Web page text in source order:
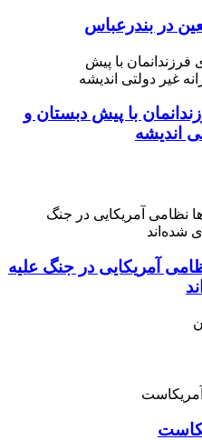
در بندرعباس
با پیش دبستان و
اندیشه
آمریکایی در جنگ علیه